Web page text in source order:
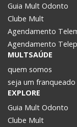
Guia Mult Odonto
Clube Mult
Agendamento
Agendamento
MULTSAÚDE
quem somos
seja um franqueado
EXPLORE
Guia Mult Odonto
Clube Mult